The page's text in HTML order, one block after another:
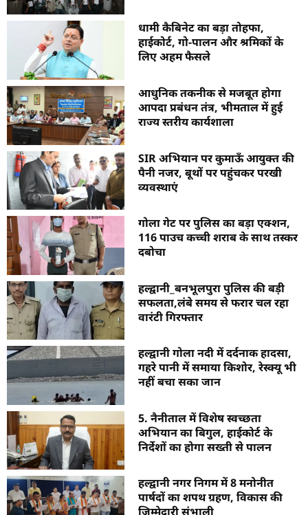
धामी कैबिनेट का बड़ा तोहफा,
हाईकोर्ट, गो-पालन और श्रमिकों के
लिए अहम फैसले
आधुनिक तकनीक से मजबूत होगा
आपदा प्रबंधन तंत्र, भीमताल में हुई
राज्य स्तरीय कार्यशाला
SIR अभियान पर कुमाऊँ आयुक्त की
पैनी नजर, बूथों पर पहुंचकर परखी
व्यवस्थाएं
गोला गेट पर पुलिस का बड़ा एक्शन,
116 पाउच कच्ची शराब के साथ तस्कर
दबोचा
हल्द्वानी_बनभूलपुरा पुलिस की बड़ी
सफलता,लंबे समय से फरार चल रहा
वारंटी गिरफ्तार
हल्द्वानी गोला नदी में दर्दनाक हादसा,
गहरे पानी में समाया किशोर, रेस्क्यू भी
नहीं बचा सका जान
5. नैनीताल में विशेष स्वच्छता
अभियान का बिगुल, हाईकोर्ट के
निर्देशों का होगा सख्ती से पालन
हल्द्वानी नगर निगम में 8 मनोनीत
पार्षदों का शपथ ग्रहण, विकास की
जिम्मेदारी संभाली